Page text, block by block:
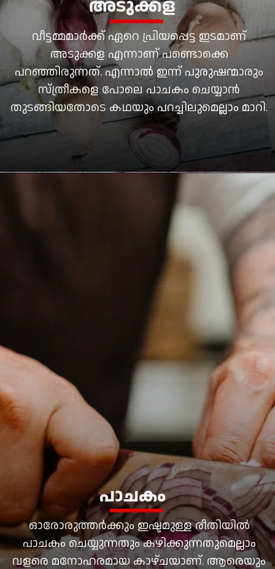
വീട്ടമ്മമാര്‍ക്ക് ഏറെ പ്രിയപ്പെട്ട ഇടമാണ്
അടുക്കള എന്നാണ് പണ്ടൊക്കെ
പറഞ്ഞിരുന്നത്. എന്നാല്‍ ഇന്ന് പുരുഷന്മാരും
സ്ത്രീകളെ പോലെ പാചകം ചെയ്യാന്‍
തുടങ്ങിയതോടെ കഥയും പറച്ചിലുമെല്ലാം മാറി.
അടുക്കള
ഓരോരുത്തര്‍ക്കും ഇഷ്ടമുള്ള രീതിയില്‍
പാചകം ചെയ്യുന്നതും കഴിക്കുന്നതുമെല്ലാം
വളരെ മനോഹരമായ കാഴ്ചയാണ്. ആരെയും
പാചകം